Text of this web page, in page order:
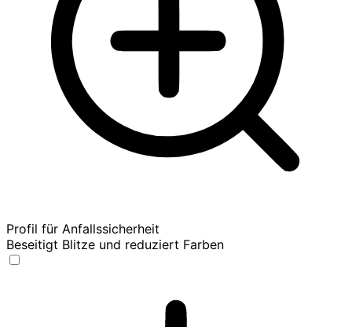
Profil für Anfallssicherheit
Beseitigt Blitze und reduziert Farben